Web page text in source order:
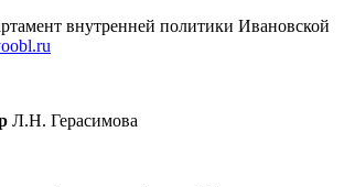
внутренней политики Ивановской
Л.Н. Герасимова